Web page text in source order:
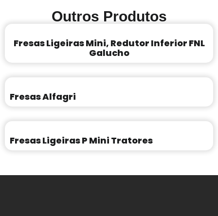
Outros Produtos
Fresas Ligeiras Mini, Redutor Inferior FNL
Galucho
Fresas Alfagri
Fresas Ligeiras P Mini Tratores